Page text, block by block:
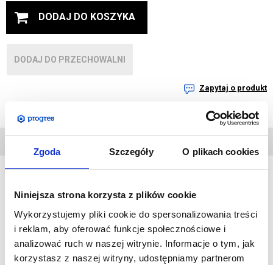
Zgoda Szczegóły O plikach cookies
Niniejsza strona korzysta z plików cookie
Wykorzystujemy pliki cookie do spersonalizowania treści
i reklam, aby oferować funkcje społecznościowe i
analizować ruch w naszej witrynie. Informacje o tym, jak
korzystasz z naszej witryny, udostępniamy partnerom
DODAJ DO KOSZYKA
DODAJ DO PRZECHOWALNI
Zapytaj o produkt
DANE
Ten drewniany potykacz świetnie sprawdzi się w gastronomii,
przestrzeniach handlowych oraz wszędzie tam gdzie trzeba
często zmieniać pojawiające się na nim informacje.
Powierzchnia do pisania wykonana jest z tablicy kredowej,
którą można łatwo czyścić. Produkt jest uniwersalny i